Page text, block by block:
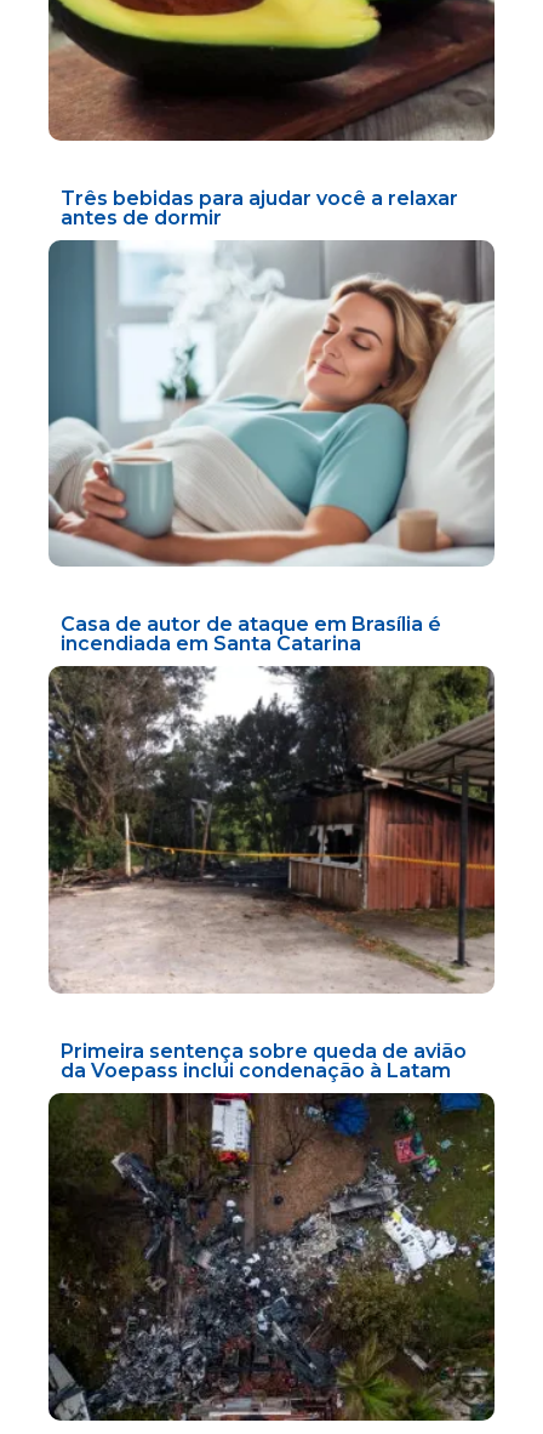
Três bebidas para ajudar você a relaxar
antes de dormir
Casa de autor de ataque em Brasília é
incendiada em Santa Catarina
Primeira sentença sobre queda de avião
da Voepass inclui condenação à Latam